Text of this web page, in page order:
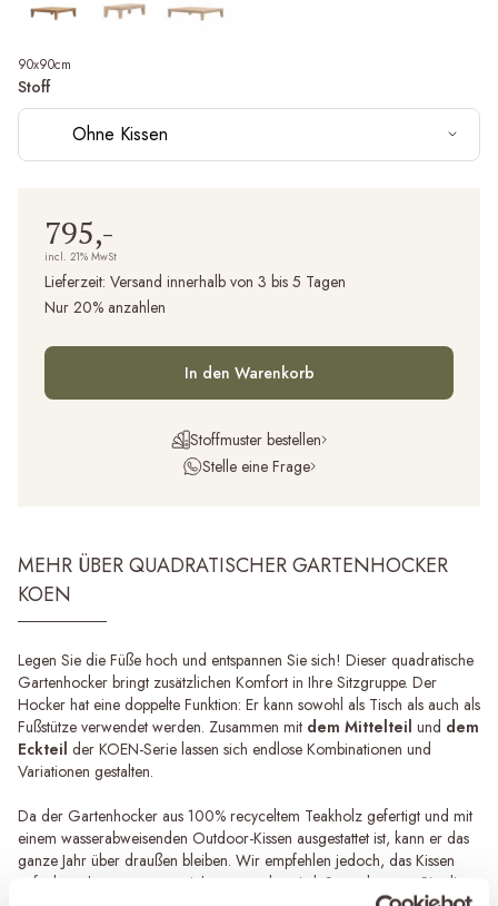
90x90cm
Stoff
Ohne Kissen
795,-
incl. 21% MwSt
Lieferzeit: Versand innerhalb von 3 bis 5 Tagen
Nur 20% anzahlen
In den Warenkorb
Stoffmuster bestellen
Stelle eine Frage
MEHR ÜBER QUADRATISCHER GARTENHOCKER
KOEN
Legen Sie die Füße hoch und entspannen Sie sich! Dieser quadratische
Gartenhocker bringt zusätzlichen Komfort in Ihre Sitzgruppe. Der
Hocker hat eine doppelte Funktion: Er kann sowohl als Tisch als auch als
Fußstütze verwendet werden. Zusammen mit dem Mittelteil und dem
Eckteil der KOEN-Serie lassen sich endlose Kombinationen und
Variationen gestalten.
Da der Gartenhocker aus 100% recyceltem Teakholz gefertigt und mit
einem wasserabweisenden Outdoor-Kissen ausgestattet ist, kann er das
ganze Jahr über draußen bleiben. Wir empfehlen jedoch, das Kissen
aufzubewahren, wenn es nicht verwendet wird. So verlängern Sie die